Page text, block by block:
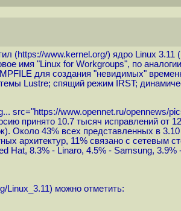
(https://www.kernel.org/) ядро Linux 3.11 (
имя "Linux for Workgroups", по
для создания "невидимых"
Lustre; спящий режим IRST;
src="https://www.opennet.ru/opennews/
принято 10.7 тысяч исправлений от
Около 43% всех представленных в
архитектур, 11% связано с
Hat, 8.3% - Linaro, 4.5% - Samsung,
Linux_3.11) можно отметить: